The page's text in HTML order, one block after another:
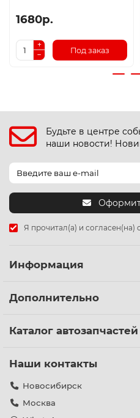
1680р.
Под заказ
Будьте в центре
наши новости!
Я прочитал(а) и согласен(на)
Информация
Дополнительно
Каталог автозапчастей
Наши контакты
Новосибирск
Москва